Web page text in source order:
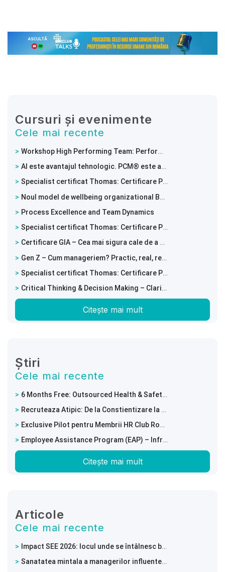
Cursuri și evenimente
Cele mai recente
Workshop High Performing Team: Performanta unei echipe incepe cu modul in care lucreaza impreuna
AI este avantajul tehnologic. PCM® este avantajul uman.
Specialist certificat Thomas: Certificare PPA – Intelege comportamentele si potentialul echipei tale
Noul model de wellbeing organizational BRIGHT WORK™
Process Excellence and Team Dynamics
Specialist certificat Thomas: Certificare PPA – Intelege comportamentele si potentialul echipei tale!
Certificare GIA – Cea mai sigura cale de a prezice o recrutare de succes
Gen Z – Cum manageriem? Practic, real, relevant
Specialist certificat Thomas: Certificare PPA – Intelege comportamentele si potentialul echipei tale!
Critical Thinking & Decision Making – Clarity in a World of Complexity
Citește mai mult
Știri
Cele mai recente
6 Months Free: Outsourced Health & Safety Services with Full Digitalisation of Employee Training Documents
Recruteaza Atipic: De la Constientizare la Angajare Reala
Exclusive Pilot pentru Membrii HR Club Romania
Employee Assistance Program (EAP) – Infrastructura performantei
Citește mai mult
Articole
Cele mai recente
Impact SEE 2026: locul unde se întâlnesc businessul, tehnologia și leadershipul
Sanatatea mintala a managerilor influenteaza intreaga echipa